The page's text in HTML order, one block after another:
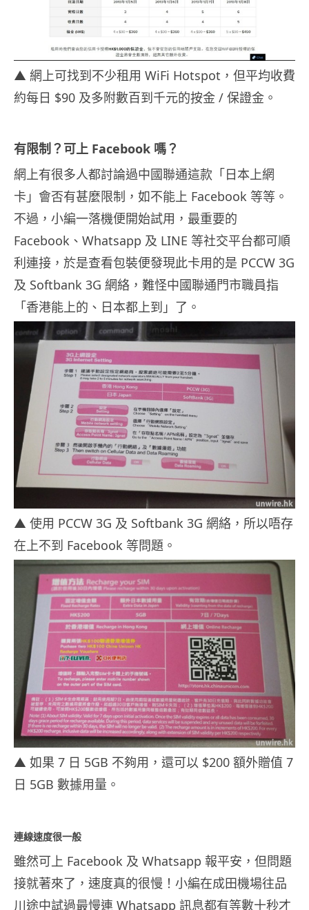
▲ 網上可找到不少租用 WiFi Hotspot，但平均收費
約每日 $90 及多附數百到千元的按金 / 保證金。
有限制？可上 Facebook 嗎？
網上有很多人都討論過中國聯通這款「日本上網
卡」會否有甚麼限制，如不能上 Facebook 等等。
不過，小編一落機便開始試用，最重要的
Facebook、Whatsapp 及 LINE 等社交平台都可順
利連接，於是查看包裝便發現此卡用的是 PCCW 3G
及 Softbank 3G 網絡，難怪中國聯通門市職員指
「香港能上的、日本都上到」了。
▲ 使用 PCCW 3G 及 Softbank 3G 網絡，所以唔存
在上不到 Facebook 等問題。
▲ 如果 7 日 5GB 不夠用，還可以 $200 額外贈值 7
日 5GB 數據用量。
連線速度很一般
雖然可上 Facebook 及 Whatsapp 報平安，但問題
接就著來了，速度真的很慢！小編在成田機場往品
川途中試過最慢連 Whatsapp 訊息都有等數十秒才